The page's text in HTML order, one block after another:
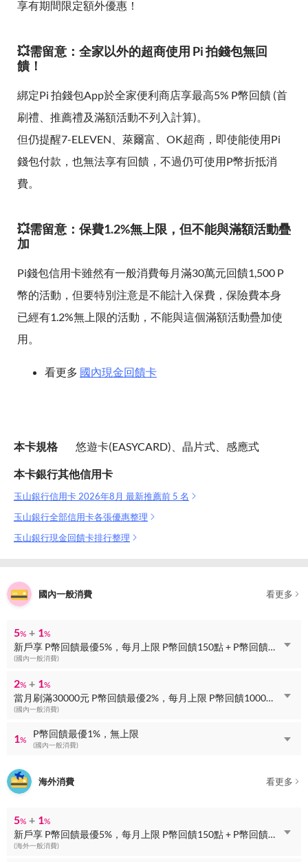
享有期間限定額外優惠！
💥需留意：全家以外的超商使用 Pi 拍錢包無回
饋！
綁定Pi 拍錢包App於全家便利商店享最高5% P幣回饋 (首
刷禮、推薦禮及滿額活動不列入計算)。
但仍提醒7-ELEVEN、萊爾富、OK超商，即使能使用Pi
錢包付款，也無法享有回饋，不過仍可使用P幣折抵消
費。
💥需留意：保費1.2%無上限，但不能與滿額活動疊
加
Pi錢包信用卡雖然有一般消費每月滿30萬元回饋1,500 P
幣的活動，但要特別注意是不能計入保費，保險費本身
已經有1.2%無上限的活動，不能與這個滿額活動疊加使
用。
看更多 國內現金回饋卡
本卡規格 悠遊卡(EASYCARD)、晶片式、感應式
本卡銀行其他信用卡
玉山銀行信用卡 2026年8月 最新推薦前 5 名
玉山銀行全部信用卡各張優惠整理
玉山銀行現金回饋卡排行整理
國內一般消費 看更多
5% + 1%
新戶享 P幣回饋最優5%，每月上限 P幣回饋150點 + P幣回饋最優1%，無上限
(國內一般消費)
2% + 1%
當月刷滿30000元 P幣回饋最優2%，每月上限 P幣回饋1000點 + P幣回饋最優1%，無上限
(國內一般消費)
1%
P幣回饋最優1%，無上限
(國內一般消費)
海外消費 看更多
5% + 1%
新戶享 P幣回饋最優5%，每月上限 P幣回饋150點 + P幣回饋最優1%，無上限
(海外一般消費)